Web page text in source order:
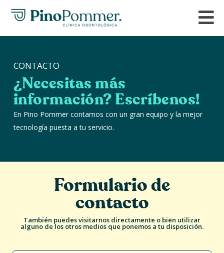
CONTACTO
¿Necesitas más
información? Escríbenos!
En Pino Pommer contamos con un gran equipo y la mejor
tecnología puesta a tu servicio.
Formulario de
contacto
También puedes visitarnos directamente o bien utilizar
alguno de los otros medios que ponemos a tu disposición.